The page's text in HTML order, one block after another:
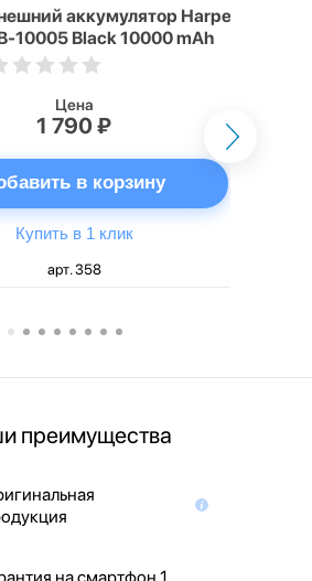
аккумулятор Harper
10005 Black 10000 mAh
Цена
1 790 ₽
в корзину
Купить в 1 клик
арт. 358
преимущества